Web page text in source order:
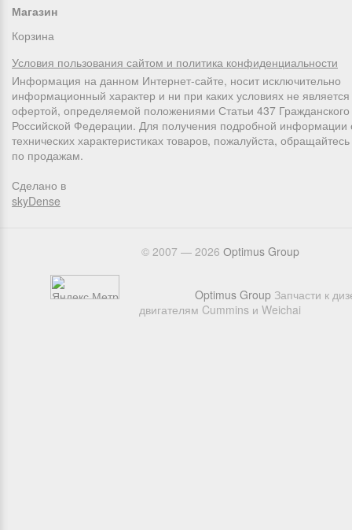
Магазин
Корзина
Условия пользования сайтом и политика конфиденциальности
Информация на данном Интернет-сайте, носит исключительно
информационный характер и ни при каких условиях не
офертой, определяемой положениями Статьи 437 Гражданского
Российской Федерации. Для получения подробной информации
технических характеристиках товаров, пожалуйста,
по продажам.
Сделано в
skyDense
© 2007 — 2026 Оptimus Group
Optimus Group Запчасти к
двигателям Cummins и Weichai